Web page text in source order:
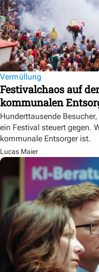
Vermüllung
Festivalchaos auf
kommunalen
Hunderttausende
ein Festival steuert gegen.
kommunale Entsorger ist.
Lucas Maier